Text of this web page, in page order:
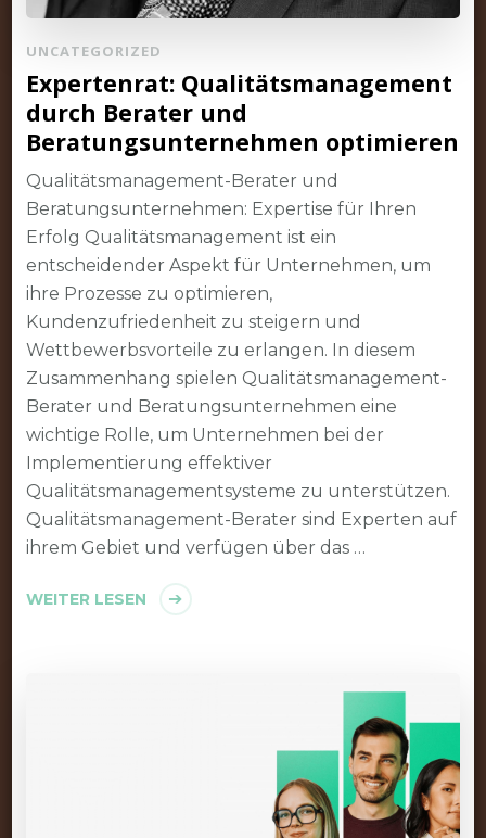
UNCATEGORIZED
Expertenrat: Qualitätsmanagement
durch Berater und
Beratungsunternehmen optimieren
Qualitätsmanagement-Berater und
Beratungsunternehmen: Expertise für Ihren
Erfolg Qualitätsmanagement ist ein
entscheidender Aspekt für Unternehmen, um
ihre Prozesse zu optimieren,
Kundenzufriedenheit zu steigern und
Wettbewerbsvorteile zu erlangen. In diesem
Zusammenhang spielen Qualitätsmanagement-
Berater und Beratungsunternehmen eine
wichtige Rolle, um Unternehmen bei der
Implementierung effektiver
Qualitätsmanagementsysteme zu unterstützen.
Qualitätsmanagement-Berater sind Experten auf
ihrem Gebiet und verfügen über das …
WEITER LESEN